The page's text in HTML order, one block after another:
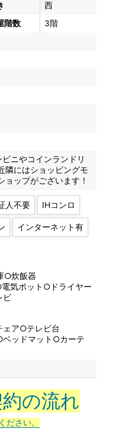
西
階数
3階
ニやコインランドリ
隣にはショッピングモ
ョップがございます！
人不要 IHコンロ
インターネット有
○炊飯器
気ポット○ドライヤー
ビ
ア○テレビ台
ッドマット○カーテ
の流れ
ださい。